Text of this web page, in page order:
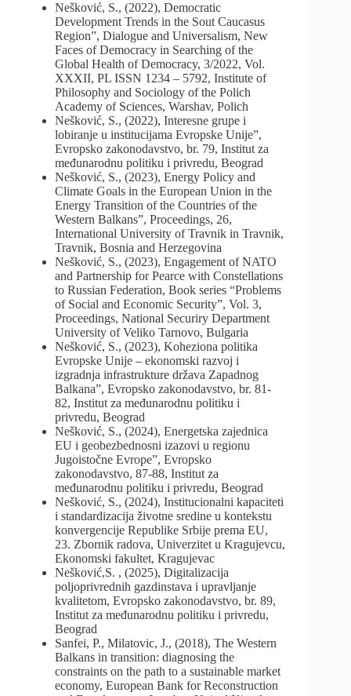
Nešković, S., (2022), Democratic
Development Trends in the Sout Caucasus
Region”, Dialogue and Universalism, New
Faces of Democracy in Searching of the
Global Health of Democracy, 3/2022, Vol.
XXXII, PL ISSN 1234 – 5792, Institute of
Philosophy and Sociology of the Polich
Academy of Sciences, Warshav, Polich
Nešković, S., (2022), Interesne grupe i
lobiranje u institucijama Evropske Unije”,
Evropsko zakonodavstvo, br. 79, Institut za
međunarodnu politiku i privredu, Beograd
Nešković, S., (2023), Energy Policy and
Climate Goals in the European Union in the
Energy Transition of the Countries of the
Western Balkans”, Proceedings, 26,
International University of Travnik in Travnik,
Travnik, Bosnia and Herzegovina
Nešković, S., (2023), Engagement of NATO
and Partnership for Pearce with Constellations
to Russian Federation, Book series “Problems
of Social and Economic Security”, Vol. 3,
Proceedings, National Securiry Department
University of Veliko Tarnovo, Bulgaria
Nešković, S., (2023), Koheziona politika
Evropske Unije – ekonomski razvoj i
izgradnja infrastrukture država Zapadnog
Balkana”, Evropsko zakonodavstvo, br. 81-
82, Institut za međunarodnu politiku i
privredu, Beograd
Nešković, S., (2024), Energetska zajednica
EU i geobezbednosni izazovi u regionu
Jugoistočne Evrope”, Evropsko
zakonodavstvo, 87-88, Institut za
međunarodnu politiku i privredu, Beograd
Nešković, S., (2024), Institucionalni kapaciteti
i standardizacija životne sredine u kontekstu
konvergencije Republike Srbije prema EU,
23. Zbornik radova, Univerzitet u Kragujevcu,
Ekonomski fakultet, Kragujevac
Nešković,S. , (2025), Digitalizacija
polјoprivrednih gazdinstava i upravlјanje
kvalitetom, Evropsko zakonodavstvo, br. 89,
Institut za međunarodnu politiku i privredu,
Beograd
Sanfei, P., Milatovic, J., (2018), The Western
Balkans in transition: diagnosing the
constraints on the path to a sustainable market
economy, European Bank for Reconstruction